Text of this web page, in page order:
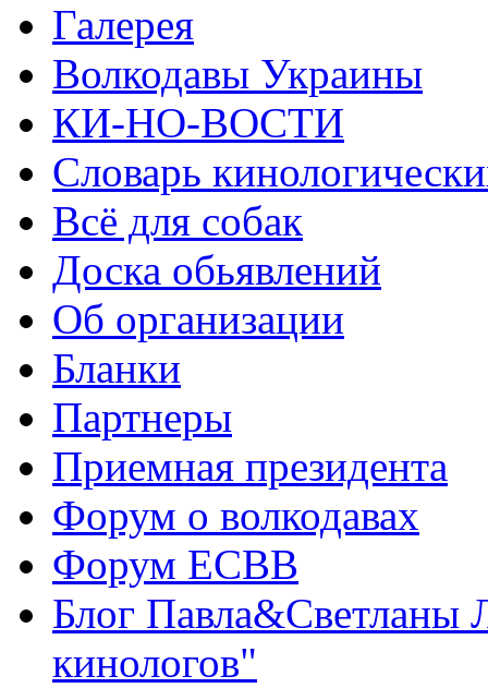
Галерея
Волкодавы Украины
КИ-НО-ВОСТИ
Словарь
Всё для собак
Доска обьявлений
Об организации
Бланки
Партнеры
Приемная президента
Форум о волкодавах
Форум ЕСВВ
Блог Павла&Светланы
кинологов"